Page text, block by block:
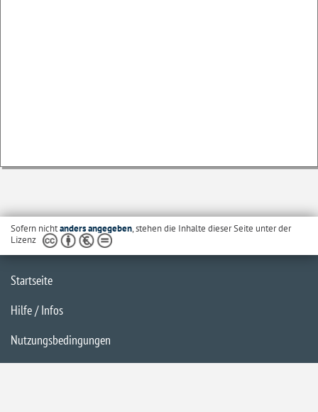
Sofern nichtanders angegeben, stehen die Inhalte dieser Seite unter der
Lizenz
Startseite
Hilfe / Infos
Nutzungsbedingungen